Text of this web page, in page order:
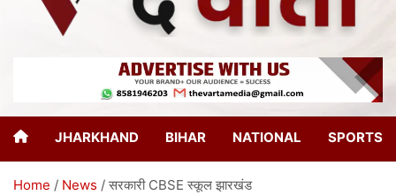
The Varta
JHARKHAND BIHAR NATIONAL SPORTS
Home News सरकारी CBSE स्कूल झारखंड